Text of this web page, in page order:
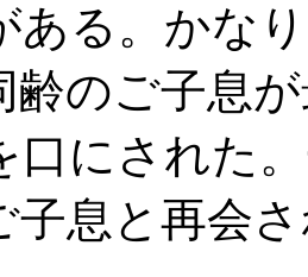
ある。かな
齢のご子息
口にされた
子息と再会